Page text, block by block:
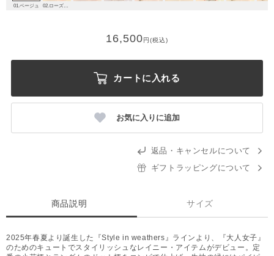
01.ベージュ
16,500円(税込)
カートに入れる
お気に入りに追加
返品・キャンセルについて
ギフトラッピングについて
商品説明 サイズ
2025年春夏より誕生した『Style in weathers』ラインより、『大人女子』
のためのキュートでスタイリッシュなレイニー・アイテムがデビュー。定